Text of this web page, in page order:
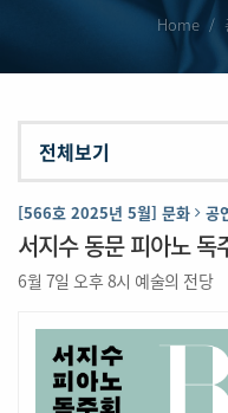
Home
[566호 2025년 5월] 문화 공
서지수 동문 피아노 독
6월 7일 오후 8시 예술의 전당